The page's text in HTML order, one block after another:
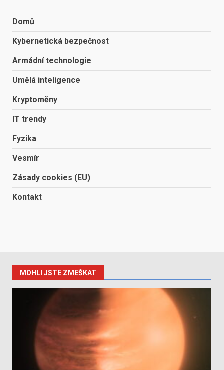
Domů
Kybernetická bezpečnost
Armádní technologie
Umělá inteligence
Kryptoměny
IT trendy
Fyzika
Vesmír
Zásady cookies (EU)
Kontakt
MOHLI JSTE ZMEŠKAT